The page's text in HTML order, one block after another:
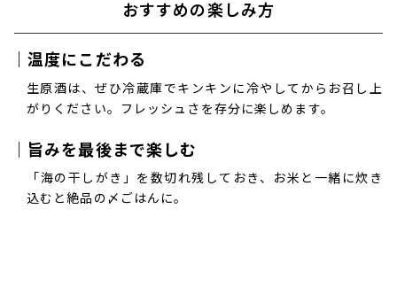
おすすめの楽しみ方
｜温度にこだわる
生原酒は、ぜひ冷蔵庫でキンキンに冷やしてからお召し上
がりください。フレッシュさを存分に楽しめます。
｜旨みを最後まで楽しむ
「海の干しがき」を数切れ残しておき、お米と一緒に炊き
込むと絶品の〆ごはんに。